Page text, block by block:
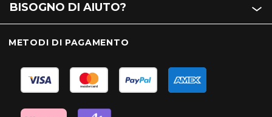
BISOGNO DI AIUTO?
METODI DI PAGAMENTO